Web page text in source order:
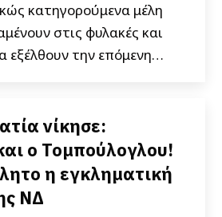
κατηγορούμενα μέλη
στις φυλακές και
εξέλθουν την επόμενη…
νίκησε:
ο Τομπούλογλου!
η εγκληματική
ΝΔ